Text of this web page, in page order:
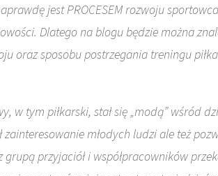
jest PROCESEM rozwoju
Dlatego na blogu będzie można
oraz sposobu postrzegania treningu
w tym piłkarski, stał się „modą” wśród
zainteresowanie młodych ludzi ale też
przyjaciół i współpracowników